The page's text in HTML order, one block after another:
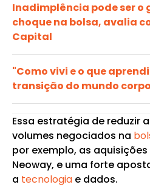
Inadimplência pode ser o
choque na bolsa, avalia
Capital
"Como vivi e o que
transição do mundo
Essa estratégia de reduzir
volumes negociados na
por exemplo, as
Neoway, e uma forte
a tecnologiae dados.